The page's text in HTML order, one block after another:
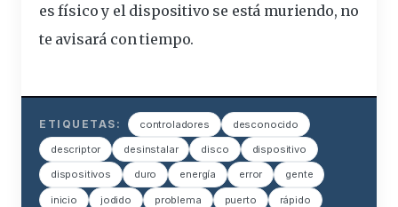
es físico y el dispositivo se está muriendo, no
te avisará con tiempo.
ETIQUETAS: controladores desconocido
descriptor desinstalar disco dispositivo
dispositivos duro energía error gente
inicio jodido problema puerto rápido